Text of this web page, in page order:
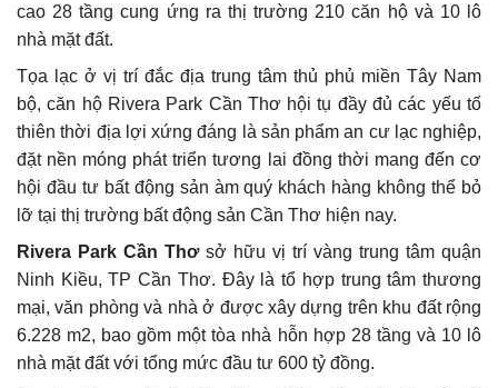
cao 28 tầng cung ứng ra thị trường 210 căn hộ và 10 lô
nhà mặt đất.
Tọa lạc ở vị trí đắc địa trung tâm thủ phủ miền Tây Nam
bộ, căn hộ Rivera Park Cần Thơ hội tụ đầy đủ các yếu tố
thiên thời địa lợi xứng đáng là sản phẩm an cư lạc nghiệp,
đặt nền móng phát triển tương lai đồng thời mang đến cơ
hội đầu tư bất động sản àm quý khách hàng không thể bỏ
lỡ tại thị trường bất động sản Cần Thơ hiện nay.
Rivera Park Cần Thơsở hữu vị trí vàng trung tâm quận
Ninh Kiều, TP Cần Thơ. Đây là tổ hợp trung tâm thương
mại, văn phòng và nhà ở được xây dựng trên khu đất rộng
6.228 m2, bao gồm một tòa nhà hỗn hợp 28 tầng và 10 lô
nhà mặt đất với tổng mức đầu tư 600 tỷ đồng.